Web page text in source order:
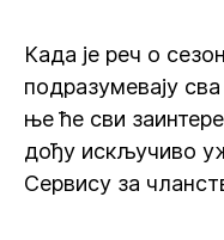
Када је реч о
подразумевају
ње ће сви
дођу искључиво
Сервису за